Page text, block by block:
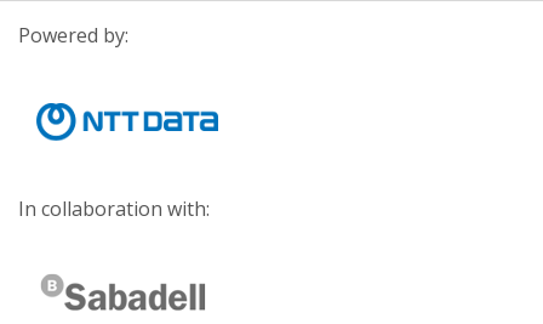
Powered by:
In collaboration with: